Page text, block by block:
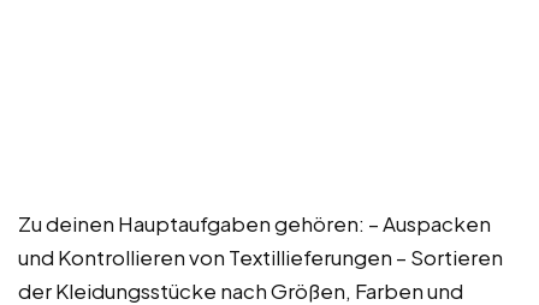
Zu deinen Hauptaufgaben gehören: – Auspacken
und Kontrollieren von Textillieferungen – Sortieren
der Kleidungsstücke nach Größen, Farben und